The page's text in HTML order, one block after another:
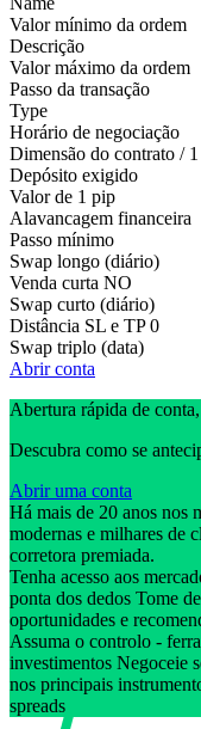
Valor mínimo da ordem
Descrição
Valor máximo da ordem
Passo da transação
Type
Horário de negociação
Dimensão do contrato /
Depósito exigido
Valor de 1 pip
Alavancagem financeira
Passo mínimo
Swap longo (diário)
Venda curta NO
Swap curto (diário)
Distância SL e TP 0
Swap triplo (data)
Abrir conta
Abertura rápida de
Descubra como se
Abrir uma conta
Há mais de 20 anos nos
modernas e milhares de
corretora premiada.
Tenha acesso aos
ponta dos dedos Tome
oportunidades e
Assuma o controlo -
investimentos Negoceie
nos principais
spreads